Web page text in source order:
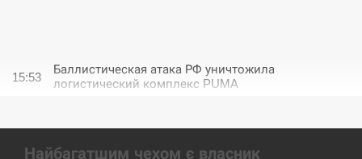
15:53
Баллистическая атака РФ уничтожила
логистический комплекс PUMA
Найбагатшим чехом є власник